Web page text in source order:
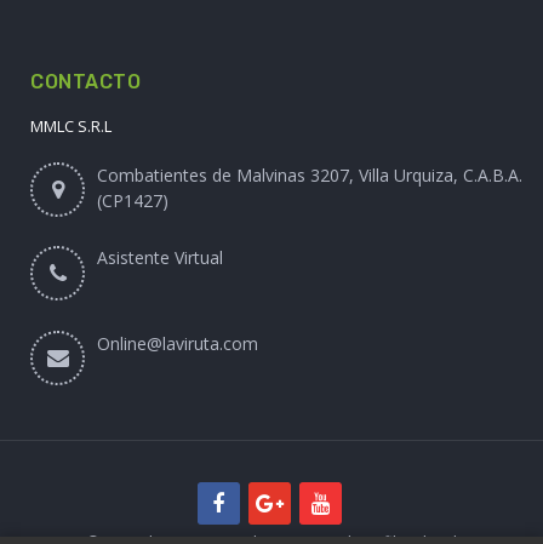
CONTACTO
MMLC S.R.L
Combatientes de Malvinas 3207, Villa Urquiza, C.A.B.A.
(CP1427)
Asistente Virtual
Online@laviruta.com